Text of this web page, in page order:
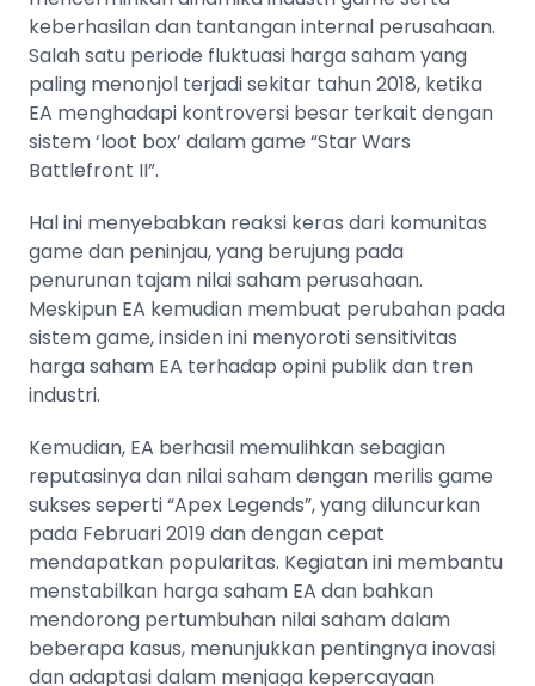
keberhasilan dan tantangan internal perusahaan.
Salah satu periode fluktuasi harga saham yang
paling menonjol terjadi sekitar tahun 2018, ketika
EA menghadapi kontroversi besar terkait dengan
sistem ‘loot box’ dalam game “Star Wars
Battlefront II”.
Hal ini menyebabkan reaksi keras dari komunitas
game dan peninjau, yang berujung pada
penurunan tajam nilai saham perusahaan.
Meskipun EA kemudian membuat perubahan pada
sistem game, insiden ini menyoroti sensitivitas
harga saham EA terhadap opini publik dan tren
industri.
Kemudian, EA berhasil memulihkan sebagian
reputasinya dan nilai saham dengan merilis game
sukses seperti “Apex Legends”, yang diluncurkan
pada Februari 2019 dan dengan cepat
mendapatkan popularitas. Kegiatan ini membantu
menstabilkan harga saham EA dan bahkan
mendorong pertumbuhan nilai saham dalam
beberapa kasus, menunjukkan pentingnya inovasi
dan adaptasi dalam menjaga kepercayaan